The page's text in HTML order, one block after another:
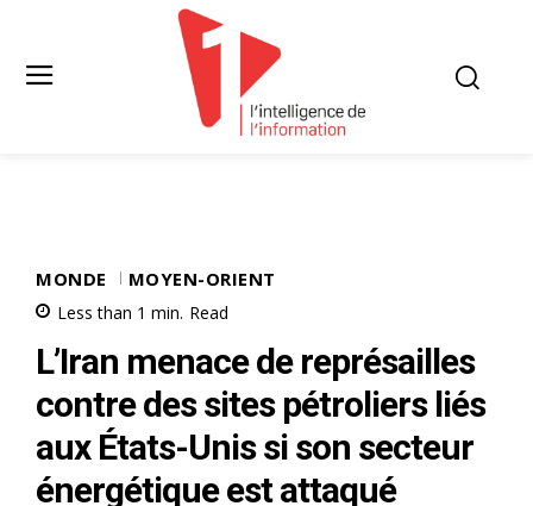
MONDE MOYEN-ORIENT
Less than 1 min. Read
L’Iran menace de représailles
contre des sites pétroliers liés
aux États-Unis si son secteur
énergétique est attaqué